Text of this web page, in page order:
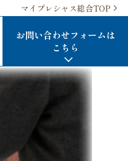
マイプレシャス総合TOP
お問い合わせフォームは
こちら